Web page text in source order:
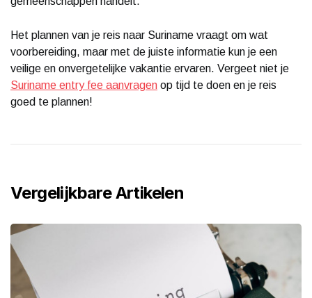
Het plannen van je reis naar Suriname vraagt om wat
voorbereiding, maar met de juiste informatie kun je een
veilige en onvergetelijke vakantie ervaren. Vergeet niet je
Suriname entry fee aanvragen op tijd te doen en je reis
goed te plannen!
Vergelijkbare Artikelen